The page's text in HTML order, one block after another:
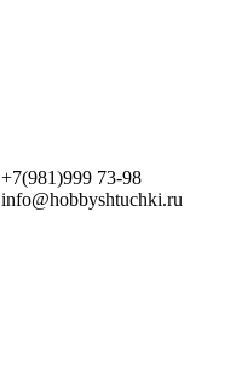
+7(981)999 73-98
info@hobbyshtuchki.ru